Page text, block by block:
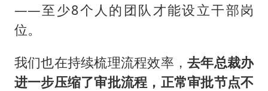
——至少8个人的团队才能设立干部岗
位。
我们也在持续梳理流程效率，去年总裁办
进一步压缩了审批流程，正常审批节点不